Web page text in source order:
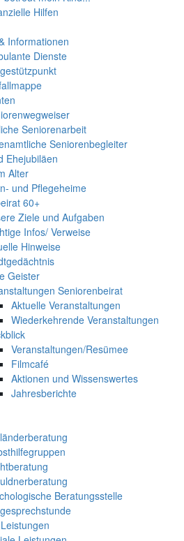
Hilfen
Informationen
Dienste
Seniorenarbeit
Seniorenbegleiter
Ehejubiläen
Alter
und Pflegeheime
60+
Ziele und Aufgaben
Infos/ Verweise
Hinweise
Geister
Seniorenbeirat
Aktuelle Veranstaltungen
Wiederkehrende Veranstaltungen
Veranstaltungen/Resümee
Filmcafé
Aktionen und Wissenswertes
Jahresberichte
Beratungsstelle